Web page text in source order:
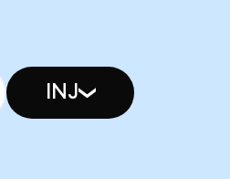
INJ